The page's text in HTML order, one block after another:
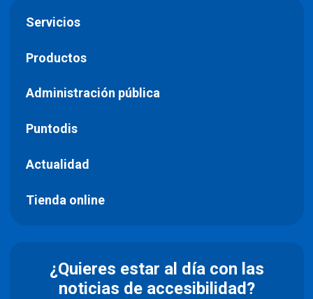
Servicios
Productos
Administración pública
Puntodis
Actualidad
Tienda online
¿Quieres estar al día con las
noticias de accesibilidad?